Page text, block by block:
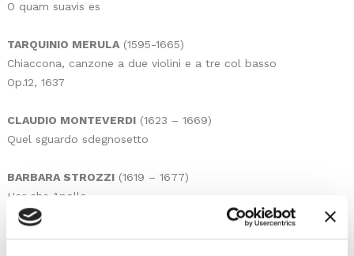
O quam suavis es
TARQUINIO MERULA (1595-1665)
Chiaccona, canzone a due violini e a tre col basso
Op.12, 1637
CLAUDIO MONTEVERDI (1623 – 1669)
Quel sguardo sdegnosetto
BARBARA STROZZI (1619 – 1677)
Hor che Apollo